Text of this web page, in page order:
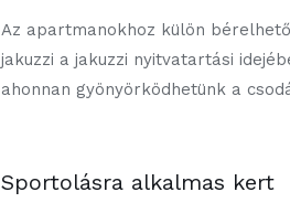
Az apartmanokhoz külön
jakuzzi a jakuzzi nyitvatartási
ahonnan gyönyörködhetünk a
Sportolásra alkalmas kert